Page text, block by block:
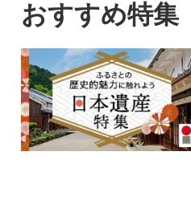
おすすめ特集